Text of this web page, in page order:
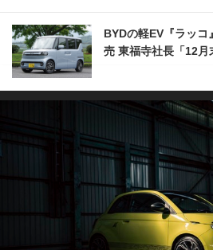
BYDの軽EV『ラッ
売 東福寺社長「12月